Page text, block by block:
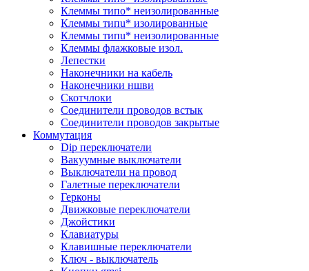
Клеммы типo* неизолированные
Клеммы типu* изолированные
Клеммы типu* неизолированные
Клеммы флажковые изол.
Лепестки
Наконечники на кабель
Наконечники ншви
Скотчлоки
Соединители проводов встык
Соединители проводов закрытые
Коммутация
Dip переключатели
Вакуумные выключатели
Выключатели на провод
Галетные переключатели
Герконы
Движковые переключатели
Джойстики
Клавиатуры
Клавишные переключатели
Ключ - выключатель